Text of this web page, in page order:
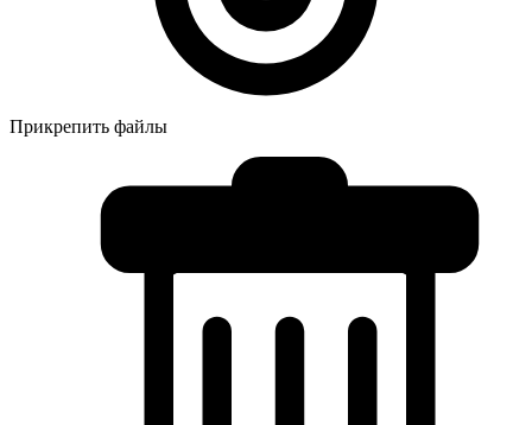
Прикрепить файлы